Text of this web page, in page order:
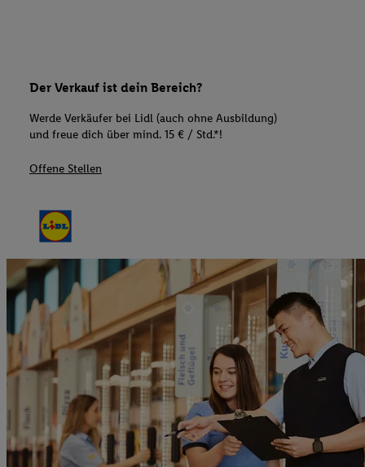
Der Verkauf ist dein Bereich?
Werde Verkäufer bei Lidl (auch ohne Ausbildung)
und freue dich über mind. 15 € / Std.*!
Offene Stellen